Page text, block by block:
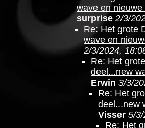
wave en nieuwe
surprise 2/3/
Re: Het grote
wave en
2/3/2024,
Re: Het
deel...new
Erwin 3/3/
Re: Het
deel...new
Visser 5/
Re: Het